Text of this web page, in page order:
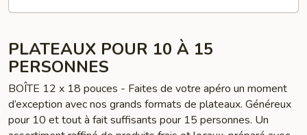
PLATEAUX POUR 10 À 15
PERSONNES
BOÎTE 12 x 18 pouces - Faites de votre apéro un moment
d’exception avec nos grands formats de plateaux. Généreux
pour 10 et tout à fait suffisants pour 15 personnes. Un